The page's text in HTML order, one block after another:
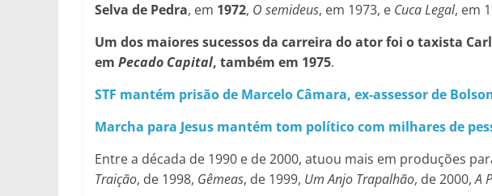
Selva de Pedra, em 1972, O semideus, em 1973, e Cuca Legal, em
Um dos maiores sucessos da carreira do ator foi o taxista
em Pecado Capital, também em 1975.
STF mantém prisão de Marcelo Câmara, ex-assessor de
Marcha para Jesus mantém tom político com milhares de
Entre a década de 1990 e de 2000, atuou mais em produções
Traição, de 1998, Gêmeas, de 1999, Um Anjo Trapalhão, de 2000,A